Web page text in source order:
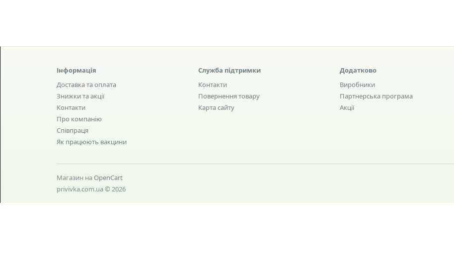
Інформація
Доставка та оплата
Знижки та акції
Контакти
Про компанію
Співпраця
Як працюють вакцини
Служба підтримки
Контакти
Повернення товару
Карта сайту
Додатково
Виробники
Партнерська програма
Акції
Магазин на OpenCart
privivka.com.ua © 2026